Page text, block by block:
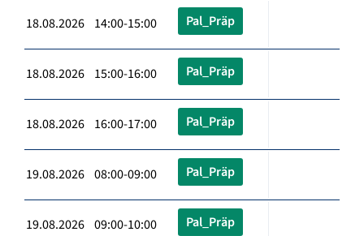
18.08.2026 14:00-15:00 Pal_Präp
18.08.2026 15:00-16:00 Pal_Präp
18.08.2026 16:00-17:00 Pal_Präp
19.08.2026 08:00-09:00 Pal_Präp
19.08.2026 09:00-10:00 Pal_Präp